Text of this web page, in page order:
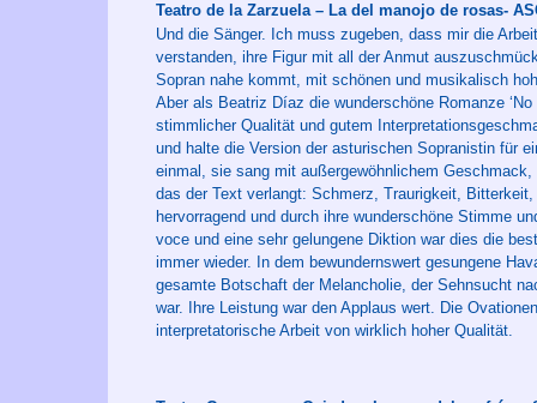
Teatro de la Zarzuela – La del manojo de rosas-
Und die Sänger. Ich muss zugeben, dass mir die
verstanden, ihre Figur mit all der Anmut
Sopran nahe kommt, mit schönen und musikalisch
Aber als Beatriz Díaz die wunderschöne Romanze
stimmlicher Qualität und gutem
und halte die Version der asturischen Sopranistin für
einmal, sie sang mit außergewöhnlichem
das der Text verlangt: Schmerz, Traurigkeit,
hervorragend und durch ihre wunderschöne Stimme
voce und eine sehr gelungene Diktion war dies die
immer wieder. In dem bewundernswert gesungene
gesamte Botschaft der Melancholie, der Sehnsucht
war. Ihre Leistung war den Applaus wert. Die
interpretatorische Arbeit von wirklich hoher Qualität.